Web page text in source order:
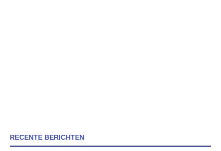
RECENTE BERICHTEN